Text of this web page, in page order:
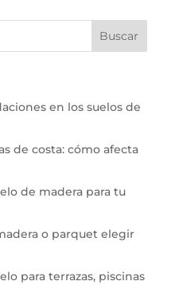
en los suelos de
de costa: cómo afecta
de madera para tu
o parquet elegir
para terrazas, piscinas